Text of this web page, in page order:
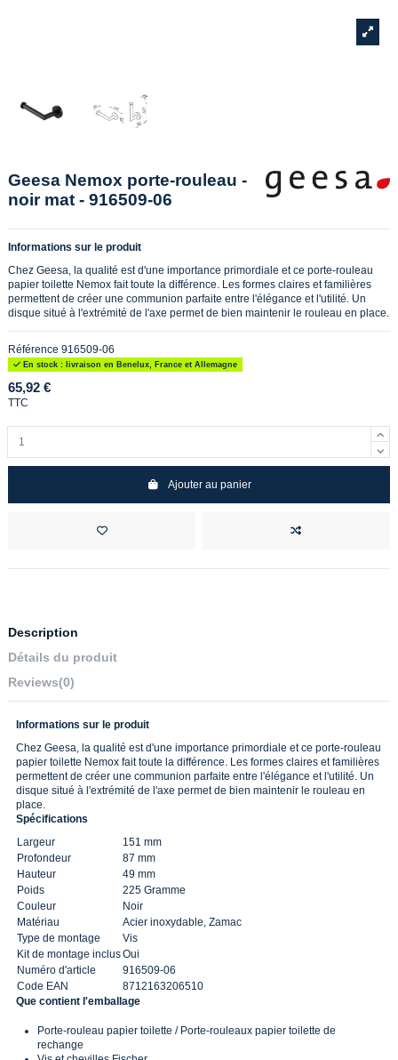
Geesa Nemox porte-rouleau -
noir mat - 916509-06
Informations sur le produit
Chez Geesa, la qualité est d'une importance primordiale et ce porte-rouleau
papier toilette Nemox fait toute la différence. Les formes claires et familières
permettent de créer une communion parfaite entre l'élégance et l'utilité. Un
disque situé à l'extrémité de l'axe permet de bien maintenir le rouleau en place.
Référence 916509-06
En stock : livraison en Benelux, France et Allemagne
65,92 €
TTC
Ajouter au panier
Description
Détails du produit
Reviews(0)
Informations sur le produit
Chez Geesa, la qualité est d'une importance primordiale et ce porte-rouleau
papier toilette Nemox fait toute la différence. Les formes claires et familières
permettent de créer une communion parfaite entre l'élégance et l'utilité. Un
disque situé à l'extrémité de l'axe permet de bien maintenir le rouleau en
place.
Spécifications
Largeur
151 mm
Profondeur
87 mm
Hauteur
49 mm
Poids
225 Gramme
Couleur
Noir
Matériau
Acier inoxydable, Zamac
Type de montage
Vis
Kit de montage inclusOui
Numéro d'article
916509-06
Code EAN
8712163206510
Que contient l'emballage
Porte-rouleau papier toilette / Porte-rouleaux papier toilette de
rechange